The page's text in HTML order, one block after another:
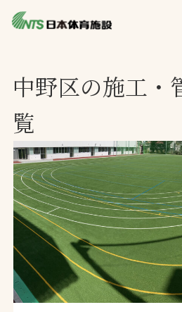
ニュース
プレスリリース
レポート
製品・サービス一覧
施工・管理実績一覧
会社概要
採用情報
中野区の施工・
覧